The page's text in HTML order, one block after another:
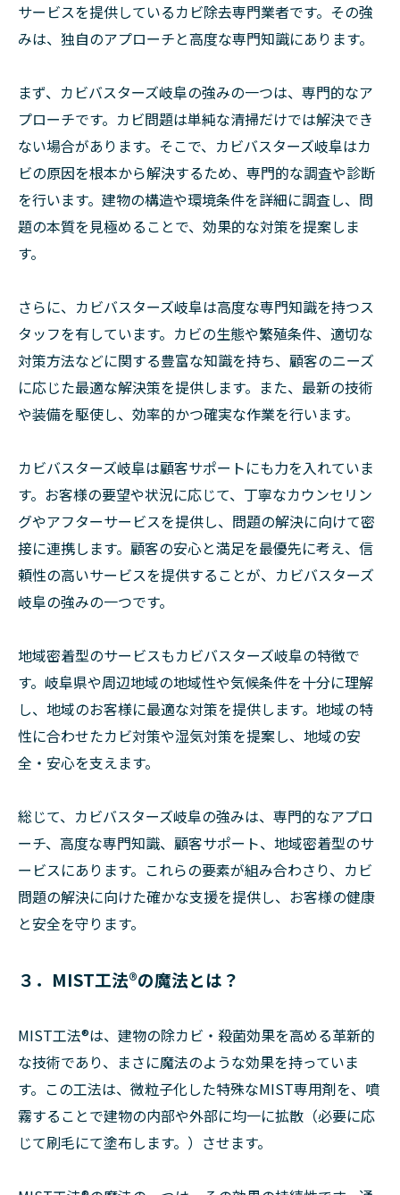
サービスを提供しているカビ除去専門業者です。その強
みは、独自のアプローチと高度な専門知識にあります。
まず、カビバスターズ岐阜の強みの一つは、専門的なア
プローチです。カビ問題は単純な清掃だけでは解決でき
ない場合があります。そこで、カビバスターズ岐阜はカ
ビの原因を根本から解決するため、専門的な調査や診断
を行います。建物の構造や環境条件を詳細に調査し、問
題の本質を見極めることで、効果的な対策を提案しま
す。
さらに、カビバスターズ岐阜は高度な専門知識を持つス
タッフを有しています。カビの生態や繁殖条件、適切な
対策方法などに関する豊富な知識を持ち、顧客のニーズ
に応じた最適な解決策を提供します。また、最新の技術
や装備を駆使し、効率的かつ確実な作業を行います。
カビバスターズ岐阜は顧客サポートにも力を入れていま
す。お客様の要望や状況に応じて、丁寧なカウンセリン
グやアフターサービスを提供し、問題の解決に向けて密
接に連携します。顧客の安心と満足を最優先に考え、信
頼性の高いサービスを提供することが、カビバスターズ
岐阜の強みの一つです。
地域密着型のサービスもカビバスターズ岐阜の特徴で
す。岐阜県や周辺地域の地域性や気候条件を十分に理解
し、地域のお客様に最適な対策を提供します。地域の特
性に合わせたカビ対策や湿気対策を提案し、地域の安
全・安心を支えます。
総じて、カビバスターズ岐阜の強みは、専門的なアプロ
ーチ、高度な専門知識、顧客サポート、地域密着型のサ
ービスにあります。これらの要素が組み合わさり、カビ
問題の解決に向けた確かな支援を提供し、お客様の健康
と安全を守ります。
３．MIST工法®の魔法とは？
MIST工法®は、建物の除カビ・殺菌効果を高める革新的
な技術であり、まさに魔法のような効果を持っていま
す。この工法は、微粒子化した特殊なMIST専用剤を、噴
霧することで建物の内部や外部に均一に拡散（必要に応
じて刷毛にて塗布します。）させます。